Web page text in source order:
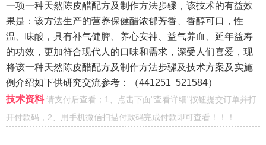
一项一种天然陈皮醋配方及制作方法步骤，该技术的有益效
果是：该方法生产的营养保健醋浓郁芳香、香醇可口，性
温、味酸，具有补气健脾、养心安神、益气养血、延年益寿
的功效，更加符合现代人的口味和需求，深受人们喜爱，现
将该一种天然陈皮醋配方及制作方法步骤及技术方案及实施
例介绍如下供研究交流参考：（441251 521584）
技术资料请支付后查看；1、点击下面"查看详细"按钮提交订单并打
开付款码，2、用手机微信扫描付款码完成付款即可查看！！！